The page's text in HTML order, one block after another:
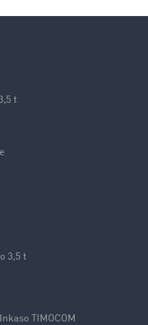
t
3,5 t
TIMOCOM